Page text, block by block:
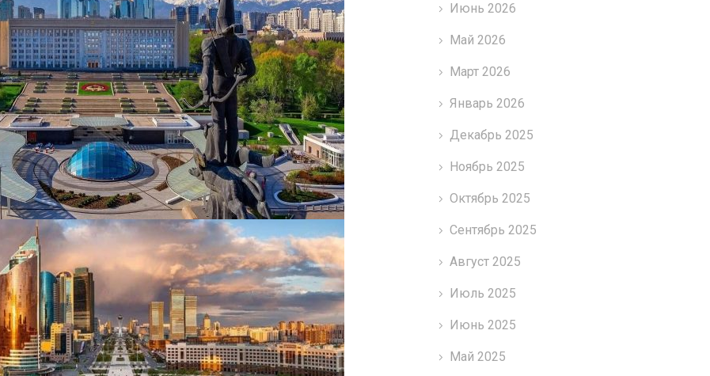
Июнь 2026
Май 2026
Март 2026
Январь 2026
Декабрь 2025
Ноябрь 2025
Октябрь 2025
Сентябрь 2025
Август 2025
Июль 2025
Июнь 2025
Май 2025